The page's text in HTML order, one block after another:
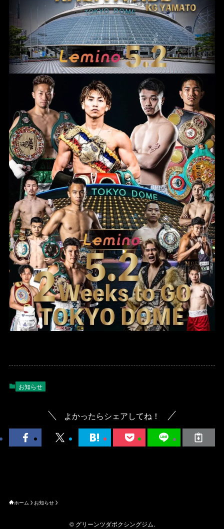
お知らせ
よかったらシェアしてね！
ホーム お知らせ
©グリーンツダボクシングジム.